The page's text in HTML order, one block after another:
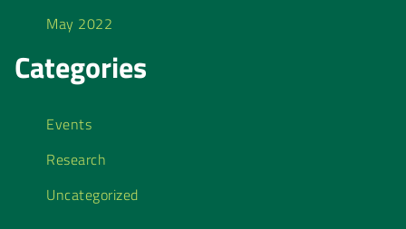
May 2022
Categories
Events
Research
Uncategorized